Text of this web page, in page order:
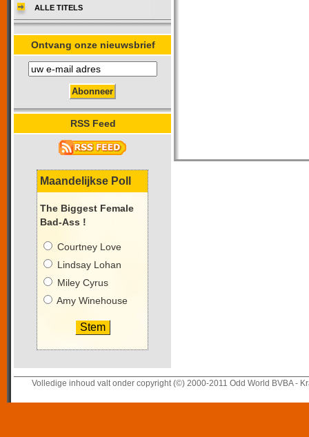
ALLE TITELS
Ontvang onze nieuwsbrief
RSS Feed
Maandelijkse Poll
The Biggest Female
Bad-Ass !
Courtney Love
Lindsay Lohan
Miley Cyrus
Amy Winehouse
Volledige inhoud valt onder copyright (©) 2000-2011 Odd World BVBA -